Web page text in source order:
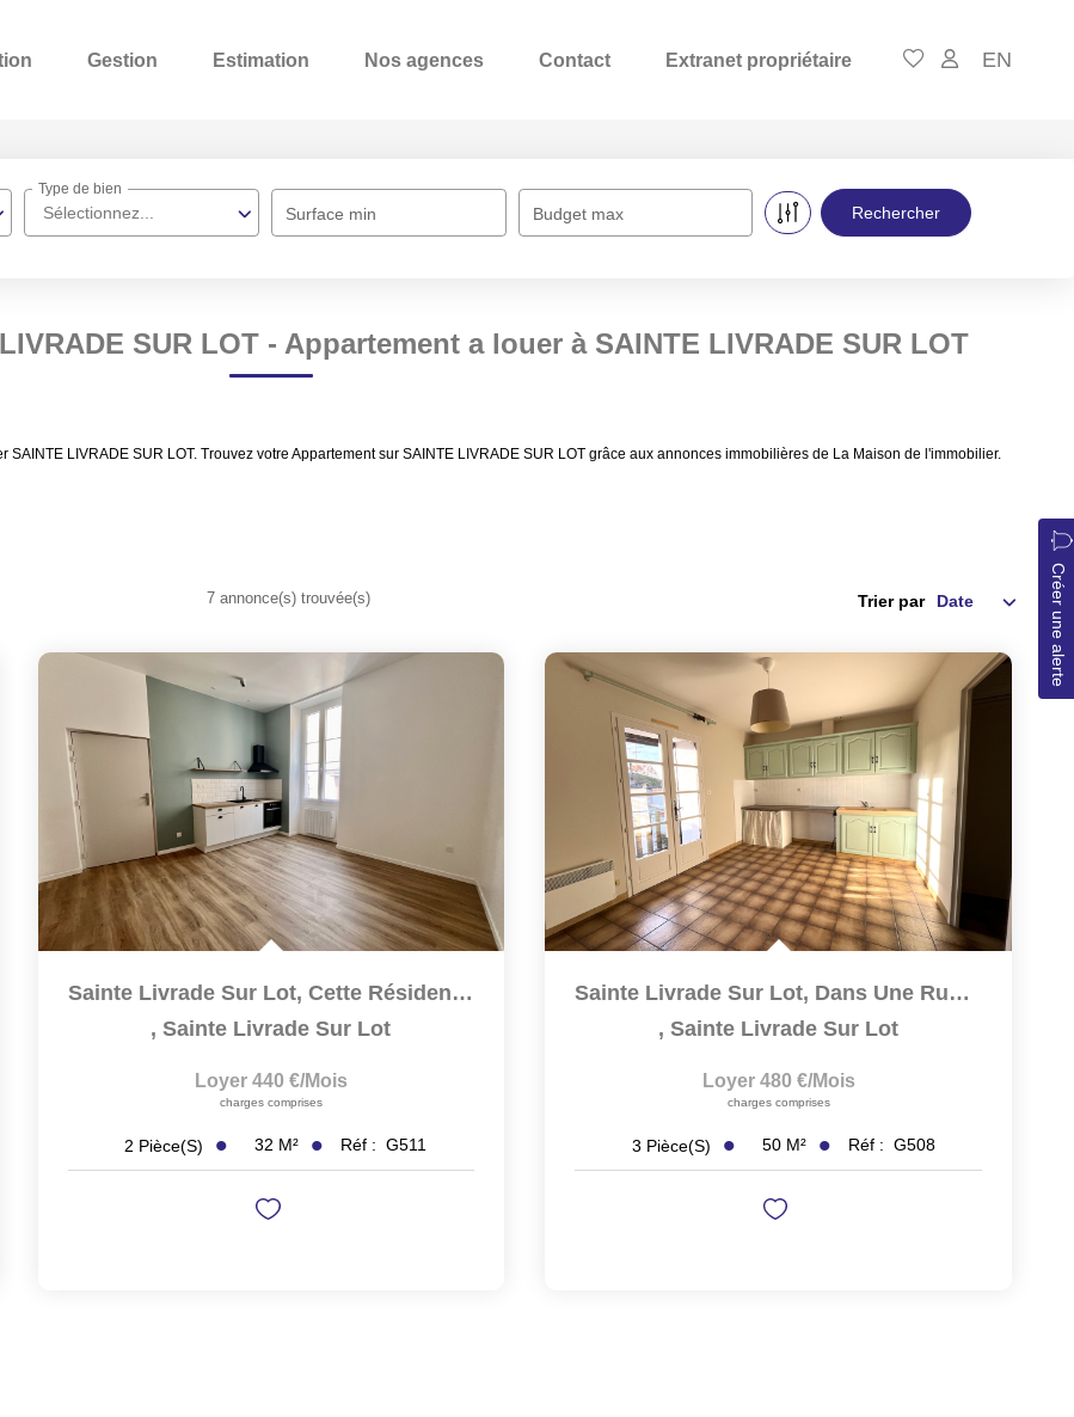
Gestion Estimation Nos agences Contact Extranet propriétaire EN
Sélectionnez...
Type de bien
Surface min Budget max
SUR LOT - Appartement a louer à SAINTE LIVRADE SUR LOT
LIVRADE SUR LOT. Trouvez votre Appartement sur SAINTE LIVRADE SUR LOT grâce aux annonces immobilières de La Maison de l'immobilier.
Créer une alerte
7 annonce(s) trouvée(s) Trier par
Sainte Livrade Sur Lot, Cette Résidence De 12 Logements A...
,Sainte Livrade Sur Lot
Loyer 440 €/mois
charges comprises
2 Pièce(s) 32 M² Réf : G511
Sainte Livrade Sur Lot, Dans Une Rue Calme, Appartement T3...
,Sainte Livrade Sur Lot
Loyer 480 €/mois
charges comprises
3 Pièce(s) 50 M² Réf : G508